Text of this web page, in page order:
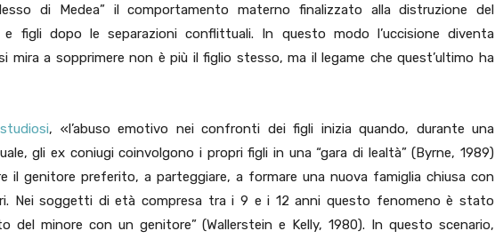
di Medea” il comportamento materno finalizzato alla distruzione del
figli dopo le separazioni conflittuali. In questo modo l’uccisione diventa
mira a sopprimere non è più il figlio stesso, ma il legame che quest’ultimo ha
studiosi, «l’abuso emotivo nei confronti dei figli inizia quando, durante una
gli ex coniugi coinvolgono i propri figli in una “gara di lealtà” (Byrne, 1989)
il genitore preferito, a parteggiare, a formare una nuova famiglia chiusa con
Nei soggetti di età compresa tra i 9 e i 12 anni questo fenomeno è stato
del minore con un genitore” (Wallerstein e Kelly, 1980). In questo scenario,